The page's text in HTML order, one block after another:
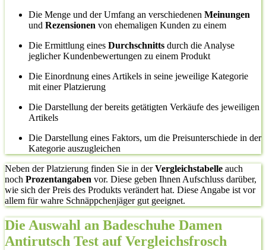
Die Menge und der Umfang an verschiedenen Meinungen
und Rezensionen von ehemaligen Kunden zu einem
Die Ermittlung eines Durchschnitts durch die Analyse
jeglicher Kundenbewertungen zu einem Produkt
Die Einordnung eines Artikels in seine jeweilige Kategorie
mit einer Platzierung
Die Darstellung der bereits getätigten Verkäufe des jeweiligen
Artikels
Die Darstellung eines Faktors, um die Preisunterschiede in der
Kategorie auszugleichen
Neben der Platzierung finden Sie in derVergleichstabelle auch
noch Prozentangaben vor. Diese geben Ihnen Aufschluss darüber,
wie sich der Preis des Produkts verändert hat. Diese Angabe ist vor
allem für wahre Schnäppchenjäger gut geeignet.
Die Auswahl an Badeschuhe Damen
Antirutsch Test auf Vergleichsfrosch